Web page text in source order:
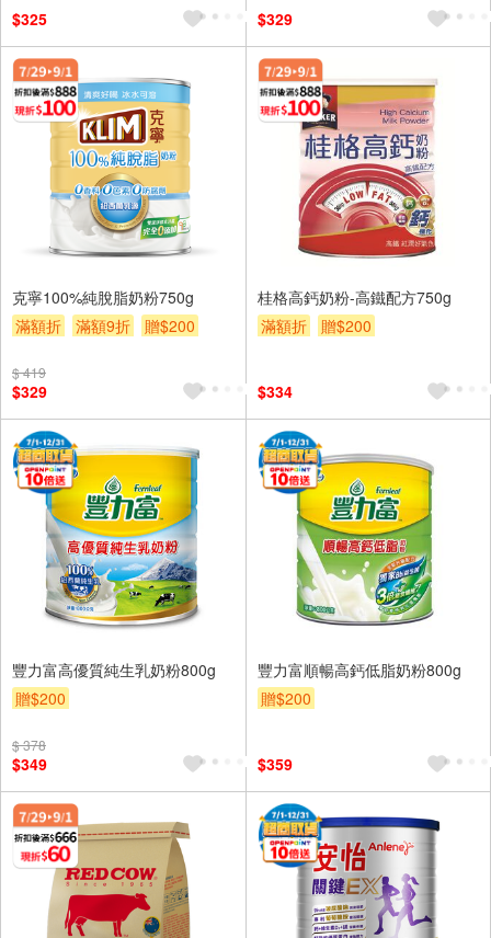
$325 $329
克寧100%純脫脂奶粉750g
滿額折
滿額9折 贈$200
$ 419
$329
桂格高鈣奶粉-高鐵配方750g
滿額折
贈$200
$334
豐力富高優質純生乳奶粉800g
贈$200
$ 378
$349
豐力富順暢高鈣低脂奶粉800g
贈$200
$359